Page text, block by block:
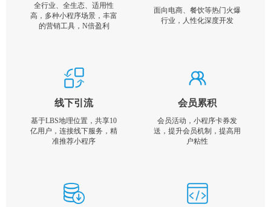
全行业、全生态、适用性
高，多种小程序场景，丰富
的营销工具，N倍盈利
面向电商、餐饮等热门火爆
行业，人性化深度开发
线下引流
基于LBS地理位置，共享10
亿用户，连接线下服务，精
准推荐小程序
会员累积
会员活动，小程序卡券发
送，提升会员机制，提高用
户粘性